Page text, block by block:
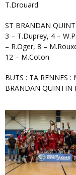
T.Drouard
ST BRANDAN QUINTIN FC (rouge) : 1 – T.Minier, 2 – R.Rabet (C),
3 – T.Duprey, 4 –
– R.Oger, 8 –
12 – M.Coton
BUTS : TA RENNES : M.Khelif, (x2) M.Bougtab, I.Bouras – ST
BRANDAN QUINTIN